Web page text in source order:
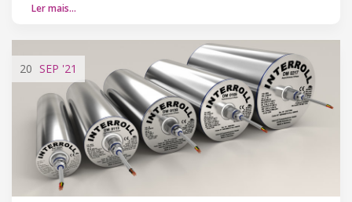
Ler mais…
20 SEP '21